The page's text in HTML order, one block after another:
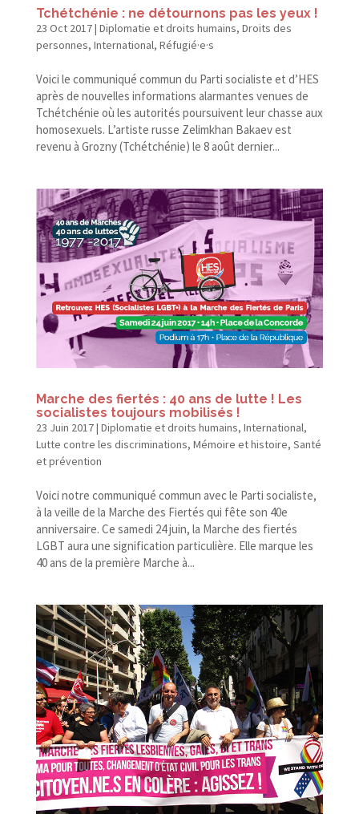
Tchétchénie : ne détournons pas les yeux !
23 Oct 2017| Diplomatie et droits humains, Droits des
personnes, International, Réfugié·e·s
Voici le communiqué commun du Parti socialiste et d’HES
après de nouvelles informations alarmantes venues de
Tchétchénie où les autorités poursuivent leur chasse aux
homosexuels. L’artiste russe Zelimkhan Bakaev est
revenu à Grozny (Tchétchénie) le 8 août dernier...
Marche des fiertés : 40 ans de lutte ! Les
socialistes toujours mobilisés !
23 Juin 2017| Diplomatie et droits humains, International,
Lutte contre les discriminations, Mémoire et histoire, Santé
et prévention
Voici notre communiqué commun avec le Parti socialiste,
à la veille de la Marche des Fiertés qui fête son 40e
anniversaire. Ce samedi 24 juin, la Marche des fiertés
LGBT aura une signification particulière. Elle marque les
40 ans de la première Marche à...